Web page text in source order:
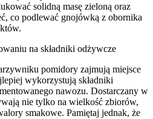
solidną masę zieloną oraz
co podlewać gnojówką z obornika
na składniki odżywcze
pomidory zajmują miejsce
wykorzystują składniki
nawozu. Dostarczany w
nie tylko na wielkość zbiorów,
smakowe. Pamiętaj jednak, że